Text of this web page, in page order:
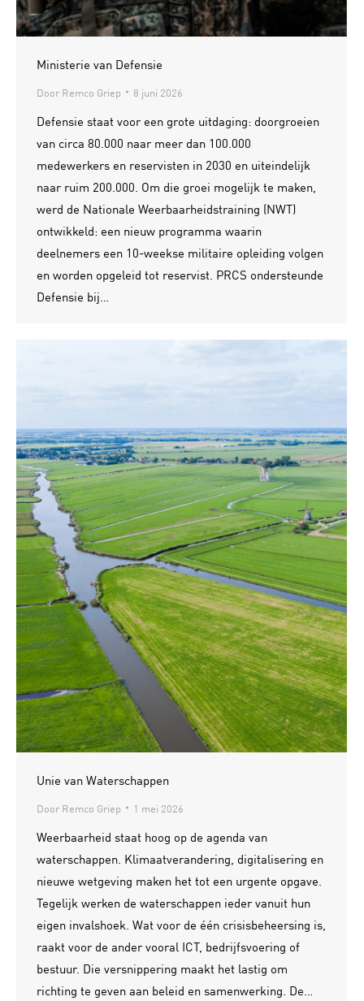
Ministerie van Defensie
Door Remco Griep 8 juni 2026
Defensie staat voor een grote uitdaging: doorgroeien
van circa 80.000 naar meer dan 100.000
medewerkers en reservisten in 2030 en uiteindelijk
naar ruim 200.000. Om die groei mogelijk te maken,
werd de Nationale Weerbaarheidstraining (NWT)
ontwikkeld: een nieuw programma waarin
deelnemers een 10-weekse militaire opleiding volgen
en worden opgeleid tot reservist. PRCS ondersteunde
Defensie bij…
Unie van Waterschappen
Door Remco Griep 1 mei 2026
Weerbaarheid staat hoog op de agenda van
waterschappen. Klimaatverandering, digitalisering en
nieuwe wetgeving maken het tot een urgente opgave.
Tegelijk werken de waterschappen ieder vanuit hun
eigen invalshoek. Wat voor de één crisisbeheersing is,
raakt voor de ander vooral ICT, bedrijfsvoering of
bestuur. Die versnippering maakt het lastig om
richting te geven aan beleid en samenwerking. De…